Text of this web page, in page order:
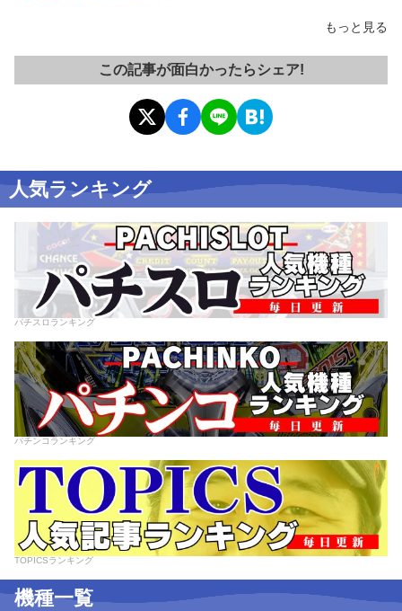
もっと見る
この記事が面白かったらシェア!
人気ランキング
パチスロランキング
パチンコランキング
TOPICSランキング
機種一覧